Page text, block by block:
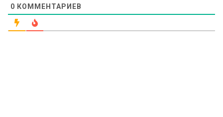
0 КОММЕНТАРИЕВ